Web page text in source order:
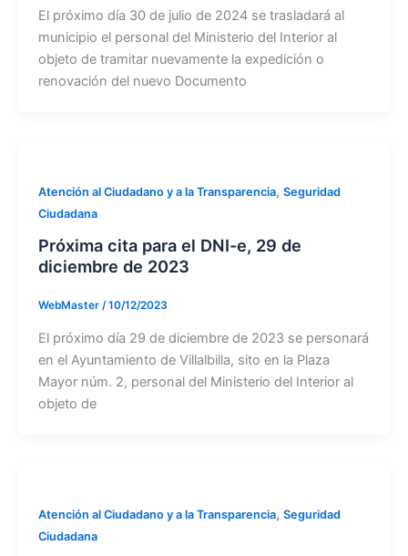
El próximo día 30 de julio de 2024 se trasladará al
municipio el personal del Ministerio del Interior al
objeto de tramitar nuevamente la expedición o
renovación del nuevo Documento
Atención al Ciudadano y a la Transparencia, Seguridad
Ciudadana
Próxima cita para el DNI-e, 29 de
diciembre de 2023
WebMaster /10/12/2023
El próximo día 29 de diciembre de 2023 se personará
en el Ayuntamiento de Villalbilla, sito en la Plaza
Mayor núm. 2, personal del Ministerio del Interior al
objeto de
Atención al Ciudadano y a la Transparencia, Seguridad
Ciudadana